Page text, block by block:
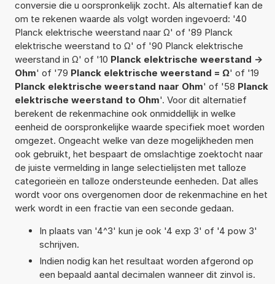
conversie die u oorspronkelijk zocht. Als alternatief kan de
om te rekenen waarde als volgt worden ingevoerd: '40
Planck elektrische weerstand naar Ω' of '89 Planck
elektrische weerstand to Ω' of '90 Planck elektrische
weerstand in Ω' of '10 Planck elektrische weerstand ->
Ohm' of '79 Planck elektrische weerstand = Ω' of '19
Planck elektrische weerstand naar Ohm' of '58 Planck
elektrische weerstand to Ohm'. Voor dit alternatief
berekent de rekenmachine ook onmiddellijk in welke
eenheid de oorspronkelijke waarde specifiek moet worden
omgezet. Ongeacht welke van deze mogelijkheden men
ook gebruikt, het bespaart de omslachtige zoektocht naar
de juiste vermelding in lange selectielijsten met talloze
categorieën en talloze ondersteunde eenheden. Dat alles
wordt voor ons overgenomen door de rekenmachine en het
werk wordt in een fractie van een seconde gedaan.
In plaats van '4^3' kun je ook '4 exp 3' of '4 pow 3'
schrijven.
Indien nodig kan het resultaat worden afgerond op
een bepaald aantal decimalen wanneer dit zinvol is.